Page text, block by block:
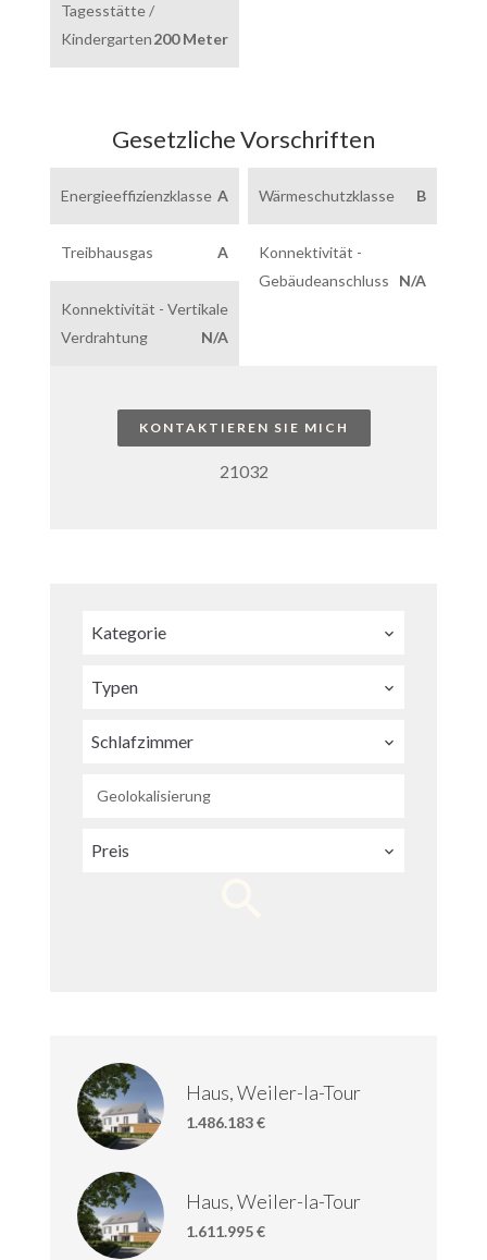
Tagesstätte /
Kindergarten200 Meter
Gesetzliche Vorschriften
Energieeffizienzklasse A Wärmeschutzklasse B
Treibhausgas A
Konnektivität -
Gebäudeanschluss
N/A
Konnektivität - Vertikale
Verdrahtung
N/A
KONTAKTIEREN SIE MICH
21032
Kategorie
Typen
Schlafzimmer
Geolokalisierung
Preis
Haus, Weiler-la-Tour
1.486.183 €
Haus, Weiler-la-Tour
1.611.995 €